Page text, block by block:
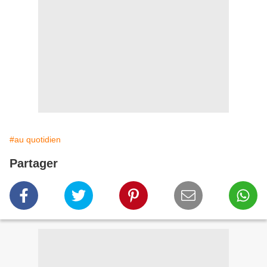
#au quotidien
Partager